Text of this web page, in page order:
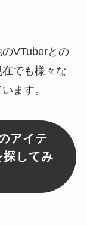
VTuberとの
でも様々な
ます。
アイテ
探してみ